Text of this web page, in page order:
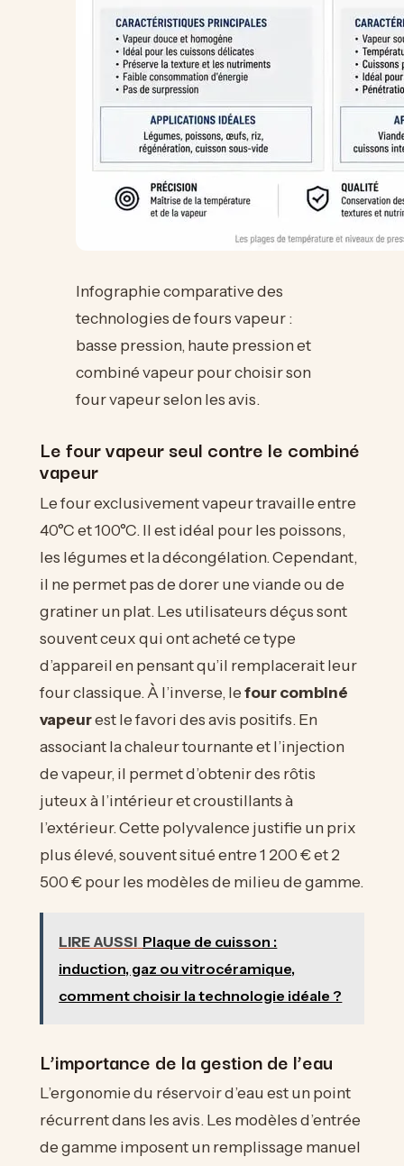
Infographie comparative des
technologies de fours vapeur :
basse pression, haute pression et
combiné vapeur pour choisir son
four vapeur selon les avis.
Le four vapeur seul contre le combiné
vapeur
Le four exclusivement vapeur travaille entre
40°C et 100°C. Il est idéal pour les poissons,
les légumes et la décongélation. Cependant,
il ne permet pas de dorer une viande ou de
gratiner un plat. Les utilisateurs déçus sont
souvent ceux qui ont acheté ce type
d’appareil en pensant qu’il remplacerait leur
four classique. À l’inverse, lefour combiné
vapeurest le favori des avis positifs. En
associant la chaleur tournante et l’injection
de vapeur, il permet d’obtenir des rôtis
juteux à l’intérieur et croustillants à
l’extérieur. Cette polyvalence justifie un prix
plus élevé, souvent situé entre 1 200 € et 2
500 € pour les modèles de milieu de gamme.
LIRE AUSSI Plaque de cuisson :
induction, gaz ou vitrocéramique,
comment choisir la technologie idéale ?
L’importance de la gestion de l’eau
L’ergonomie du réservoir d’eau est un point
récurrent dans les avis. Les modèles d’entrée
de gamme imposent un remplissage manuel